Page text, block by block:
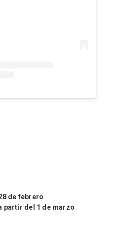
de febrero
a partir del 1 de marzo